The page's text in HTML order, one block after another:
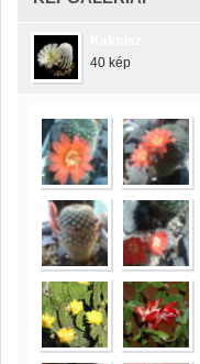
40 kép